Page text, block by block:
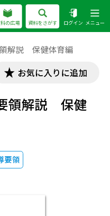
の広場 資料をさがす ログイン メニュー
解説 保健体育編
お気に入りに追加
領解説 保健
要領